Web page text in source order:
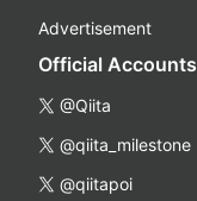
Advertisement
Official Accounts
@Qiita
@qiita_milestone
@qiitapoi